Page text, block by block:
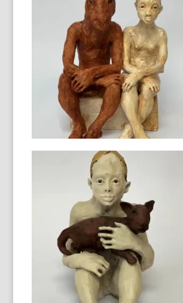
Chat nageuse
30 X 70 X 23 cm